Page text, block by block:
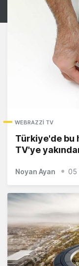
WEBRAZZI TV
Türkiye'de bu
TV'ye
Noyan Ayan 05